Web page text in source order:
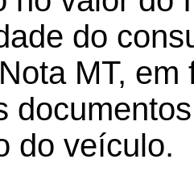
do
MT,
do veículo.